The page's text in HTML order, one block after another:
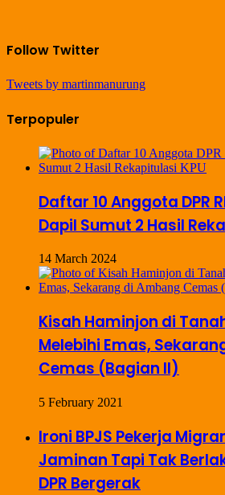
Follow Twitter
Tweets by martinmanurung
Terpopuler
Daftar 10 Anggota DPR
Dapil Sumut 2 Hasil
14 March 2024
Kisah Haminjon di
Melebihi Emas,
Cemas (Bagian II)
5 February 2021
Ironi BPJS Pekerja
Jaminan Tapi Tak
DPR Bergerak